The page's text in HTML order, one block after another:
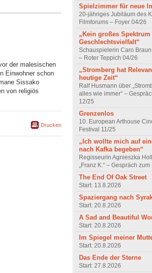
der malesischen
Einwohner schon
Sissako
von religiös
Drucken
Spielzimmer für neue
20-jähriges Jubiläum des
Filmforums – Foyer 04/26
„Kein großes Spektrum
Geschlechtsvielfalt“
Schauspielerin Caro Braun
– Roter Teppich 04/26
„Stromberg hat
heutige Zeit“
Ralf Husmann über
alles wie immer“ –
12/25
Grenzenlos
10. European Arthouse
Festival 11/25
„Ich wollte mich auf
nach Kafka begeben“
Regisseurin Agnieszka
„Franz K.“ – Gespräch
The End Of Oak Street
Start: 13.8.2026
Spaziergang nach
Start: 20.8.2026
A Sad and Beautiful
Start: 20.8.2026
Im Spiegel meiner
Start: 20.8.2026
Das Ende der Sterne
Start: 27.8.2026